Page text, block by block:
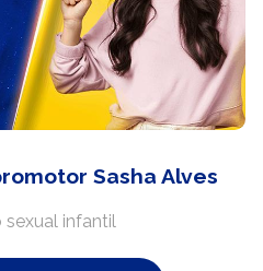
Sasha Alves
sexual infantil